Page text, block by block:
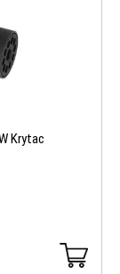
Krytac